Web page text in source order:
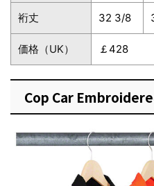
裄丈 32 3/8
価格（UK） ￡428
Cop Car